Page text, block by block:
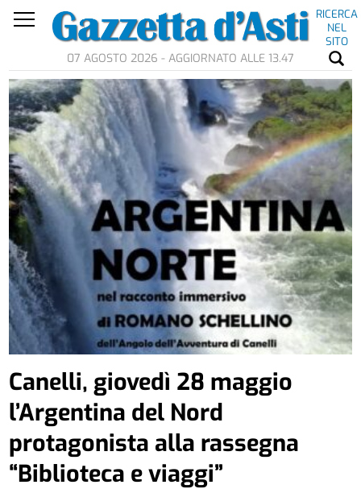
RICERCA
NEL
SITO
07 AGOSTO 2026 - AGGIORNATO ALLE 13.47
Canelli, giovedì 28 maggio
l’Argentina del Nord
protagonista alla rassegna
“Biblioteca e viaggi”